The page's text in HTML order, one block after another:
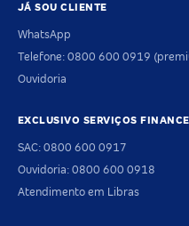
JÁ SOU CLIENTE
WhatsApp
Telefone: 0800 600 0919
Ouvidoria
EXCLUSIVO SERVIÇOS
SAC: 0800 600 0917
Ouvidoria: 0800 600 0918
Atendimento em Libras